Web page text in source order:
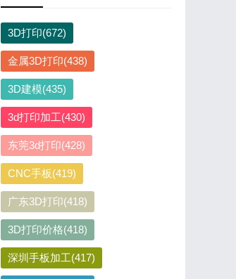
3D打印(672)
金属3D打印(438)
3D建模(435)
3d打印加工(430)
东莞3d打印(428)
CNC手板(419)
广东3D打印(418)
3D打印价格(418)
深圳手板加工(417)